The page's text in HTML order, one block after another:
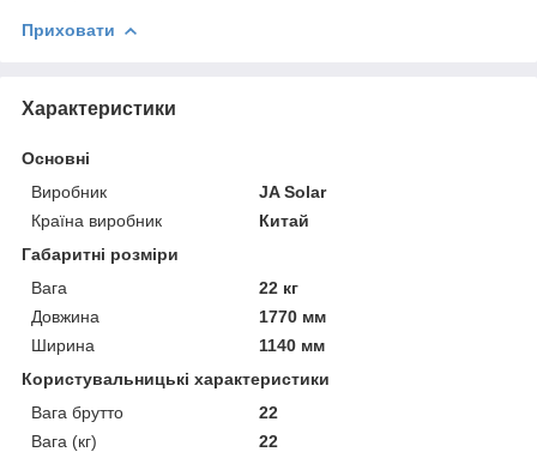
Приховати
Характеристики
Основні
Виробник
JA Solar
Країна виробник
Китай
Габаритні розміри
Вага
22 кг
Довжина
1770 мм
Ширина
1140 мм
Користувальницькі характеристики
Вага брутто
22
Вага (кг)
22